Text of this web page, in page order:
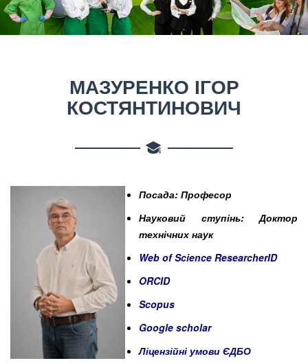
МАЗУРЕНКО ІГОР
КОСТЯНТИНОВИЧ
Посада: Професор
Науковий ступінь: Доктор
технічних наук
Web of Science ResearcherID
ORCID
Scopus
Google scholar
Ліцензійні умови ЄДБО